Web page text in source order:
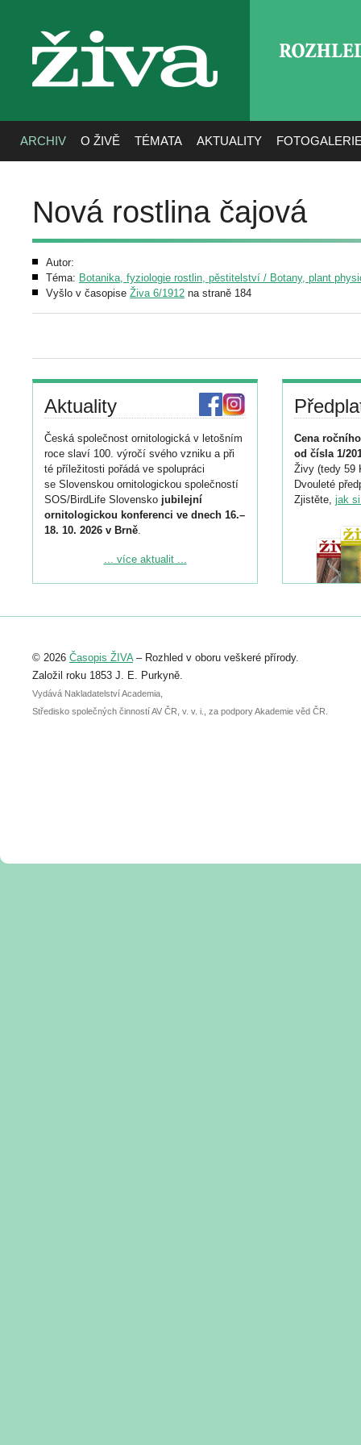
živa
ARCHIV O ŽIVĚ TÉMATA AKTUALITY
Nová rostlina čajová
Autor:
Téma: Botanika, fyziologie rostlin, pěstitelství / Botany, plant
Vyšlo v časopise Živa 6/1912 na straně 184
Aktuality
Česká společnost ornitologická v letošním
roce slaví 100. výročí svého vzniku a při
té příležitosti pořádá ve spolupráci
se Slovenskou ornitologickou společností
SOS/BirdLife Slovensko jubilejní
ornitologickou konferenci ve dnech 16.–
18. 10. 2026 v Brně.
Podrobnější informace ke konferenci
Registrovat se můžete do 6. září.
abstraktu přihlášené přednášky nebo
posteru je už 30. června.
... více aktualit ...
Cena
od čísla 1/
Živy (tedy 59
Dvouleté
Zjistěte, jak
© 2026 Časopis ŽIVA– Rozhled v oboru veškeré přírody.
Založil roku 1853 J. E. Purkyně.
Vydává Nakladatelství Academia,
Středisko společných činností AV ČR, v. v. i., za podpory Akademie věd ČR.